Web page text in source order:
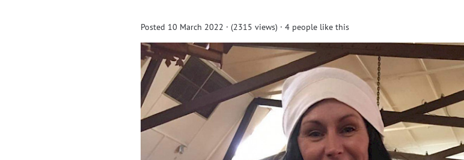
Posted 10 March 2022 · (2315 views) · 4 people like this